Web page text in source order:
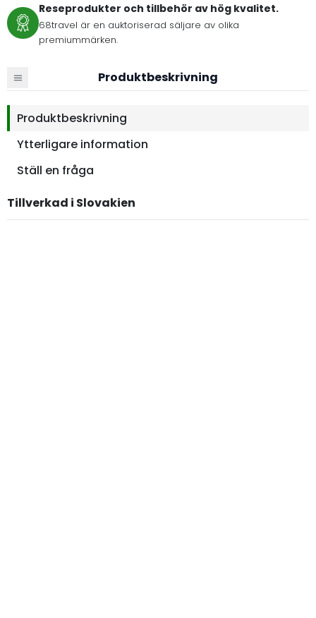
Reseprodukter och tillbehör av hög kvalitet.
68travel är en auktoriserad säljare av olika
premiummärken.
Produktbeskrivning
Produktbeskrivning
Ytterligare information
Ställ en fråga
Tillverkad i Slovakien